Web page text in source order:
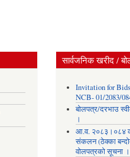
सार्वजनिक खरीद /
Invitation for
NCB- 01/2083/
बोलपत्र/दरभाउ
।
आ.व. २०८३।०८४
संकलन (ठेक्का
वोलपत्रको सूचना ।